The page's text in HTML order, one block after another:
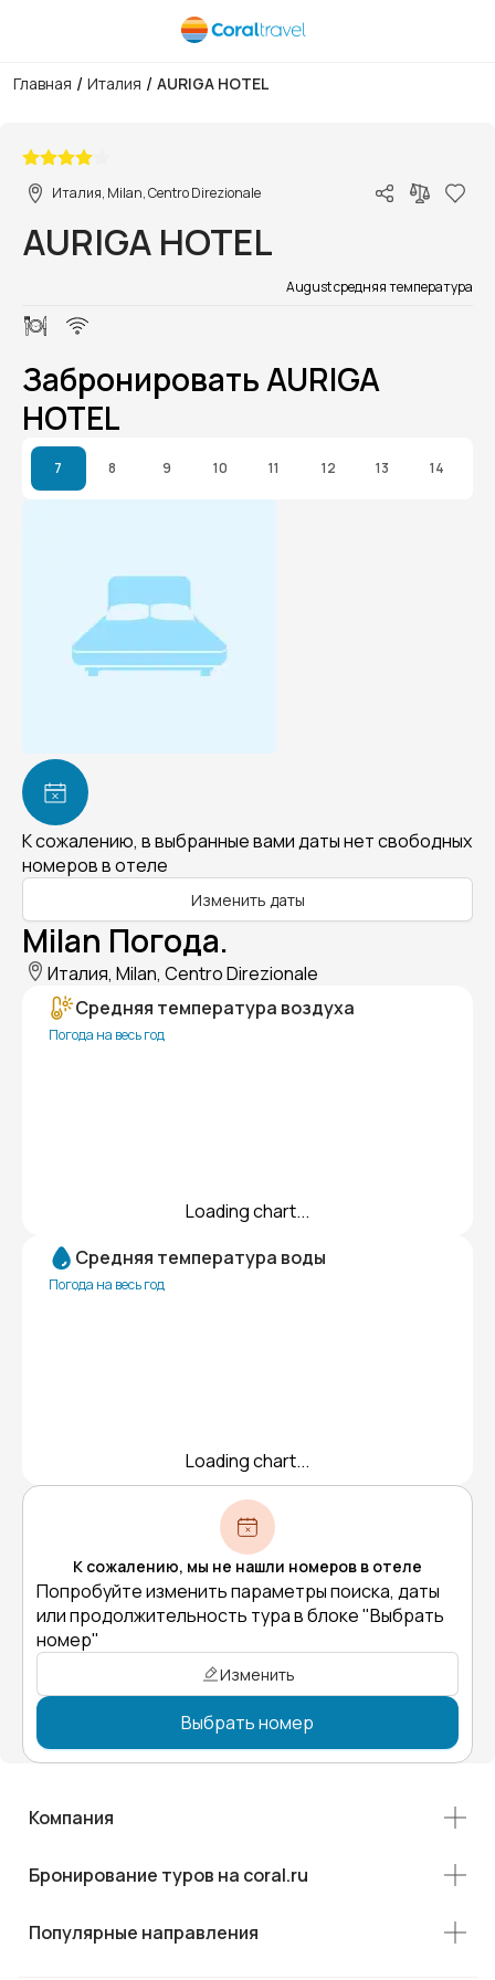
Главная / Италия / AURIGA HOTEL
Италия, Milan, Centro Direzionale
AURIGA HOTEL
August средняя температура
Забронировать AURIGA
HOTEL
7 8 9 10 11 12 13 14
К сожалению, в выбранные вами даты нет свободных
номеров в отеле
Изменить даты
Milan Погода.
Италия, Milan, Centro Direzionale
Средняя температура воздуха
Погода на весь год
Loading chart...
Средняя температура воды
Погода на весь год
Loading chart...
К сожалению, мы не нашли номеров в отеле
Попробуйте изменить параметры поиска, даты
или продолжительность тура в блоке "Выбрать
номер"
Изменить
Выбрать номер
Компания
Бронирование туров на coral.ru
Популярные направления